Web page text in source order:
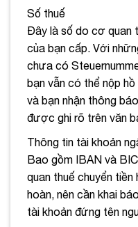
Số thuế
Đây là số do cơ quan
của bạn cấp. Với
chưa có
bạn vẫn có thể nộp
và bạn nhận thông
được ghi rõ trên văn
Thông tin tài khoản
Bao gồm IBAN và
quan thuế chuyển
hoàn, nên cần khai
tài khoản đứng tên